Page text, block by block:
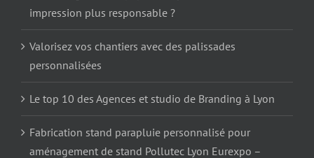
impression plus responsable ?
Valorisez vos chantiers avec des palissades
personnalisées
Le top 10 des Agences et studio de Branding à Lyon
Fabrication stand parapluie personnalisé pour
aménagement de stand Pollutec Lyon Eurexpo –